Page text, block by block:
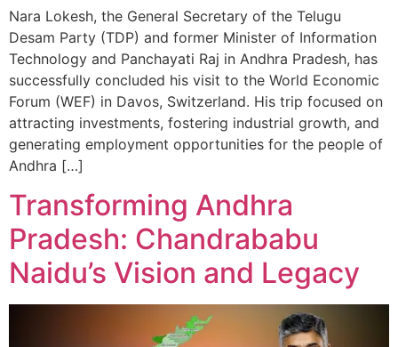
Nara Lokesh, the General Secretary of the Telugu
Desam Party (TDP) and former Minister of Information
Technology and Panchayati Raj in Andhra Pradesh, has
successfully concluded his visit to the World Economic
Forum (WEF) in Davos, Switzerland. His trip focused on
attracting investments, fostering industrial growth, and
generating employment opportunities for the people of
Andhra […]
Transforming Andhra
Pradesh: Chandrababu
Naidu’s Vision and Legacy